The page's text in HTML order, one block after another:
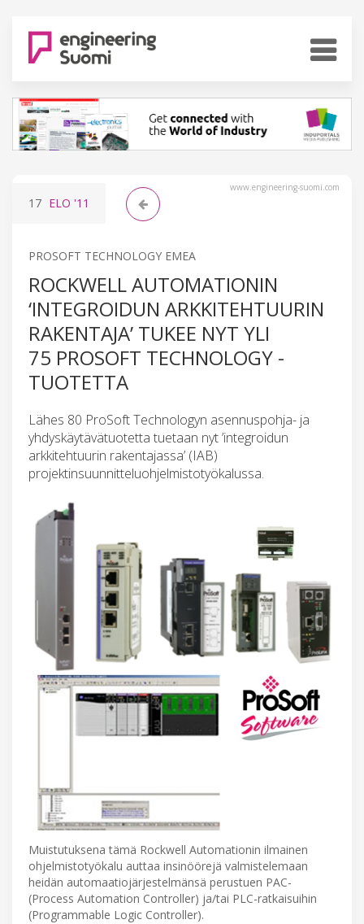
www.engineering-suomi.com
17 ELO '11
PROSOFT TECHNOLOGY EMEA
ROCKWELL AUTOMATIONIN
‘INTEGROIDUN ARKKITEHTUURIN
RAKENTAJA’ TUKEE NYT YLI
75 PROSOFT TECHNOLOGY -
TUOTETTA
Lähes 80 ProSoft Technologyn asennuspohja- ja
yhdyskäytävätuotetta tuetaan nyt ’integroidun
arkkitehtuurin rakentajassa’ (IAB)
projektinsuunnitteluohjelmistotyökalussa.
Muistutuksena tämä Rockwell Automationin ilmainen
ohjelmistotyökalu auttaa insinöörejä valmistelemaan
heidän automaatiojärjestelmänsä perustuen PAC-
(Process Automation Controller) ja/tai PLC-ratkaisuihin
(Programmable Logic Controller).